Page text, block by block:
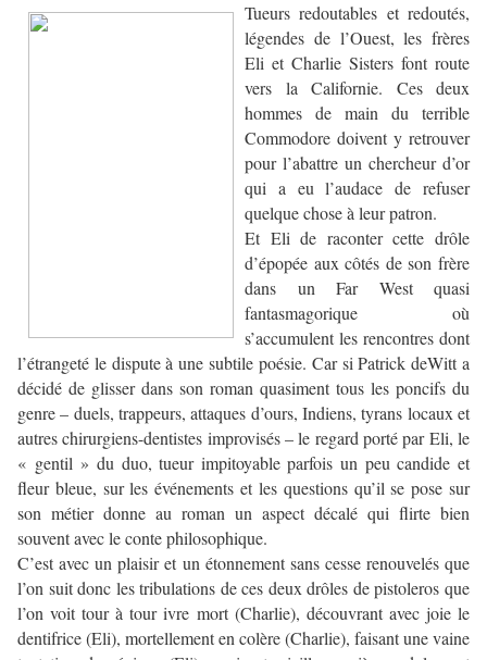
Tueurs redoutables et redoutés,
légendes de l’Ouest, les frères
Eli et Charlie Sisters font route
vers la Californie. Ces deux
hommes de main du terrible
Commodore doivent y retrouver
pour l’abattre un chercheur d’or
qui a eu l’audace de refuser
quelque chose à leur patron.
Et Eli de raconter cette drôle
d’épopée aux côtés de son frère
dans un Far West quasi
fantasmagorique où
s’accumulent les rencontres dont
l’étrangeté le dispute à une subtile poésie. Car si Patrick deWitt a
décidé de glisser dans son roman quasiment tous les poncifs du
genre – duels, trappeurs, attaques d’ours, Indiens, tyrans locaux et
autres chirurgiens-dentistes improvisés – le regard porté par Eli, le
« gentil » du duo, tueur impitoyable parfois un peu candide et
fleur bleue, sur les événements et les questions qu’il se pose sur
son métier donne au roman un aspect décalé qui flirte bien
souvent avec le conte philosophique.
C’est avec un plaisir et un étonnement sans cesse renouvelés que
l’on suit donc les tribulations de ces deux drôles de pistoleros que
l’on voit tour à tour ivre mort (Charlie), découvrant avec joie le
dentifrice (Eli), mortellement en colère (Charlie), faisant une vaine